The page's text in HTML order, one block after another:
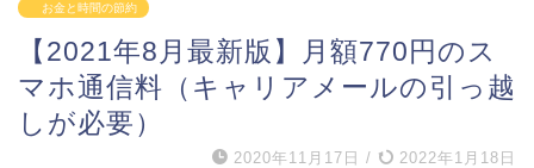
お金と時間の節約
【2021年8月最新版】月額770円のス
マホ通信料（キャリアメールの引っ越
しが必要）
2020年11月17日 / 2022年1月18日